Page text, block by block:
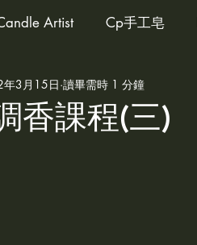
Artist Cp手工皂
candle雕刻蠟燭
香課程(三)
3月15日 讀畢需時 1 分鐘